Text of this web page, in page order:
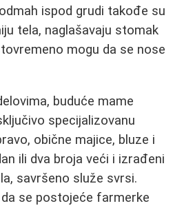
ispod grudi takođe su
tela, naglašavaju stomak
mogu da se nose
buduće mame
specijalizovanu
obične majice, bluze i
ili dva broja veći i izrađeni
savršeno služe svrsi.
se postojeće farmerke